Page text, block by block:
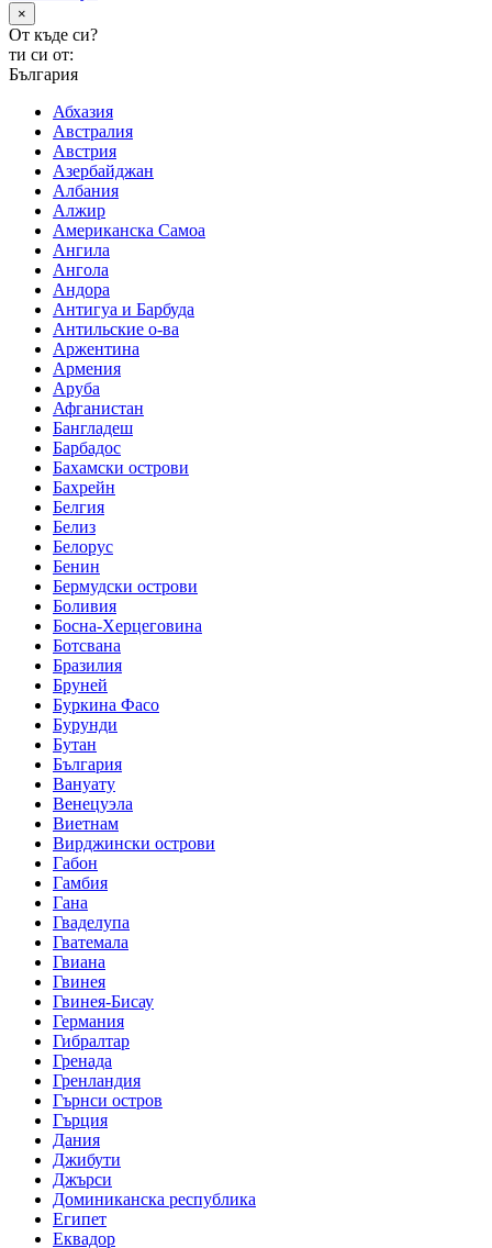
×
От къде си?
ти си от:
България
Абхазия
Австралия
Австрия
Азербайджан
Албания
Алжир
Американска Самоа
Ангила
Ангола
Андора
Антигуа и Барбуда
Антильские о-ва
Аржентина
Армения
Аруба
Афганистан
Бангладеш
Барбадос
Бахамски острови
Бахрейн
Белгия
Белиз
Белорус
Бенин
Бермудски острови
Боливия
Босна-Херцеговина
Ботсвана
Бразилия
Бруней
Буркина Фасо
Бурунди
Бутан
България
Вануату
Венецуэла
Виетнам
Вирджински острови
Габон
Гамбия
Гана
Гваделупа
Гватемала
Гвиана
Гвинея
Гвинея-Бисау
Германия
Гибралтар
Гренада
Гренландия
Гърнси остров
Гърция
Дания
Джибути
Джърси
Доминиканска республика
Египет
Еквадор